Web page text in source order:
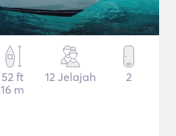
52 ft
16 m
12 Jelajah 2